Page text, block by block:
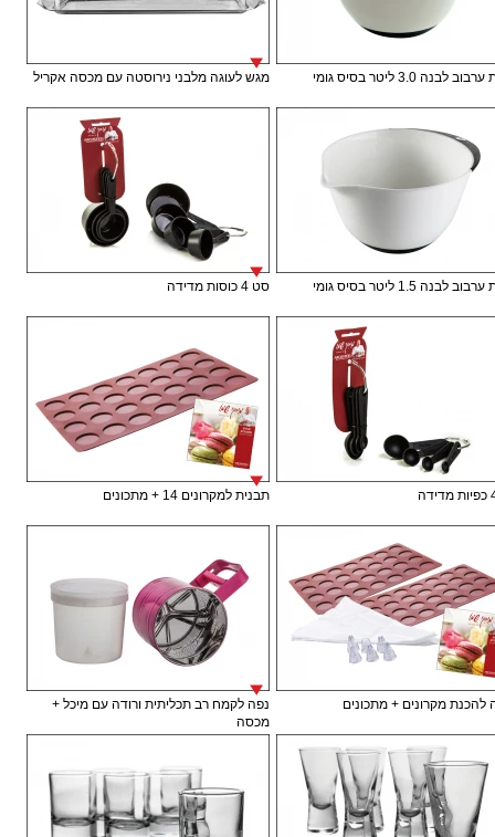
לבנה 3.0 ליטר בסיס גומי מגש לעוגה מלבני נירוסטה עם מכסה אקריל
לבנה 1.5 ליטר בסיס גומי סט 4 כוסות מדידה
תבנית למקרונים 14 + מתכונים
להכנת מקרונים + מתכונים
נפה לקמח רב תכליתית ורודה עם מיכל +
מכסה